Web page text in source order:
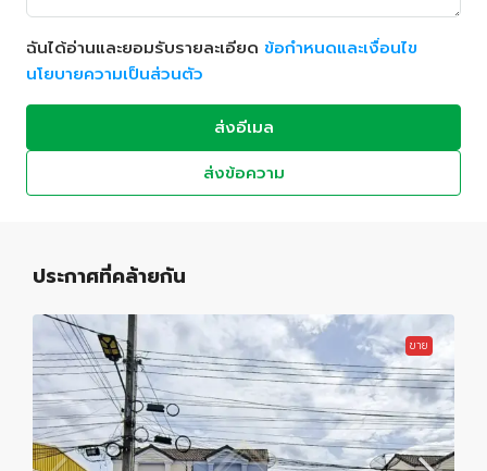
ฉันได้อ่านและยอมรับรายละเอียด ข้อกำหนดและเงื่อนไข
นโยบายความเป็นส่วนตัว
ส่งอีเมล
ส่งข้อความ
ประกาศที่คล้ายกัน
ขาย